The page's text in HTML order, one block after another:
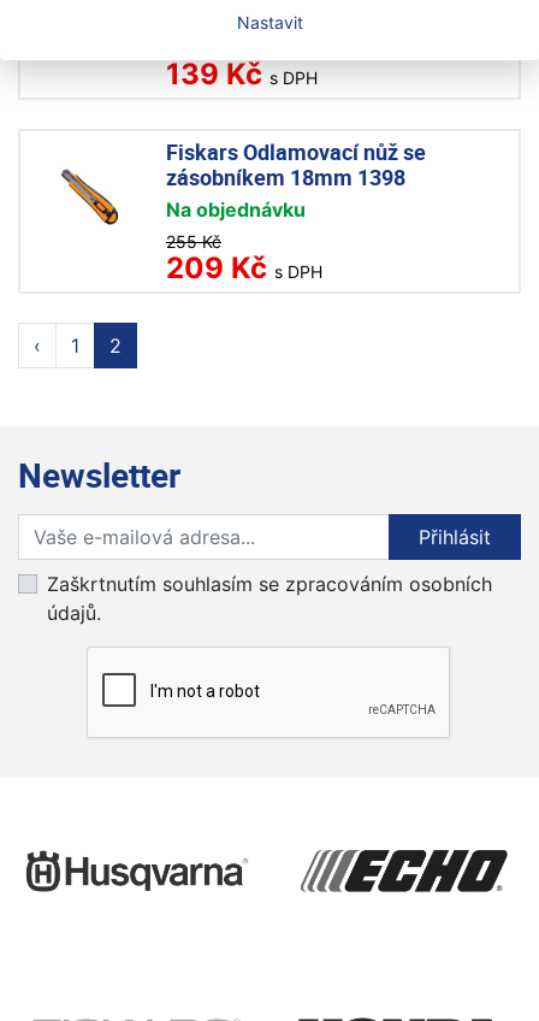
Nastavit
Na objednávku
139 Kč s DPH
Fiskars Odlamovací nůž se
zásobníkem 18mm 1398
Na objednávku
255 Kč
209 Kč s DPH
‹ 1 2
Newsletter
Přihlaste se k odběru novinek
Přihlásit
Zaškrtnutím souhlasím se zpracováním osobních
údajů.